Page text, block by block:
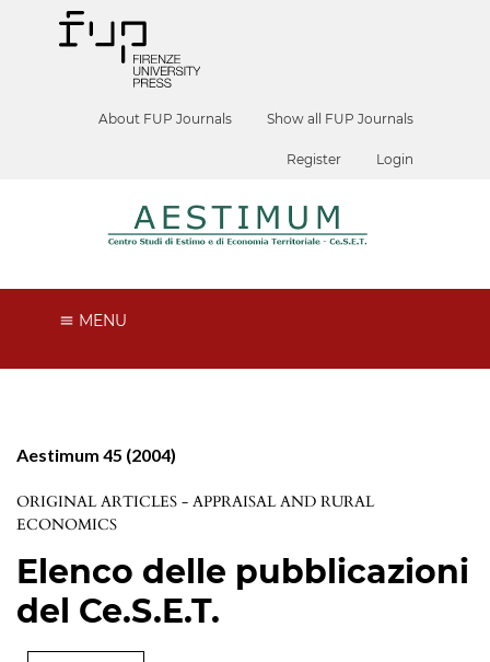
About FUP Journals Show all FUP Journals
Register Login
MENU
Aestimum 45 (2004)
ORIGINAL ARTICLES - APPRAISAL AND RURAL
ECONOMICS
Elenco delle pubblicazioni
del Ce.S.E.T.